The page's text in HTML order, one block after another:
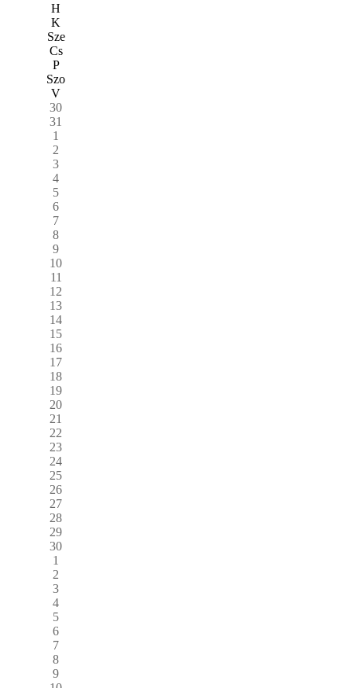
H
K
Sze
Cs
P
Szo
V
30
31
1
2
3
4
5
6
7
8
9
10
11
12
13
14
15
16
17
18
19
20
21
22
23
24
25
26
27
28
29
30
1
2
3
4
5
6
7
8
9